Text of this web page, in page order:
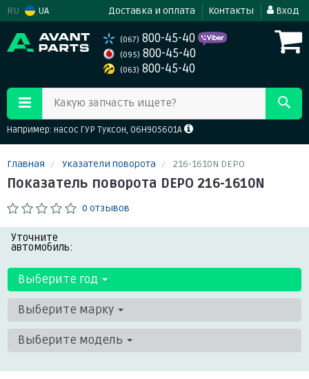
RU UA Доставка и оплата Контакты Вход
(067) 800-45-40
(095) 800-45-40
(063) 800-45-40
Какую запчасть ищете?
Например: насос ГУР Туксон, 06H905601A
Главная Указатели поворота 216-1610N DEPO
Показатель поворота DEPO 216-1610N
0 отзывов
Уточните
автомобиль:
Выберите год
Выберите марку
Выберите модель